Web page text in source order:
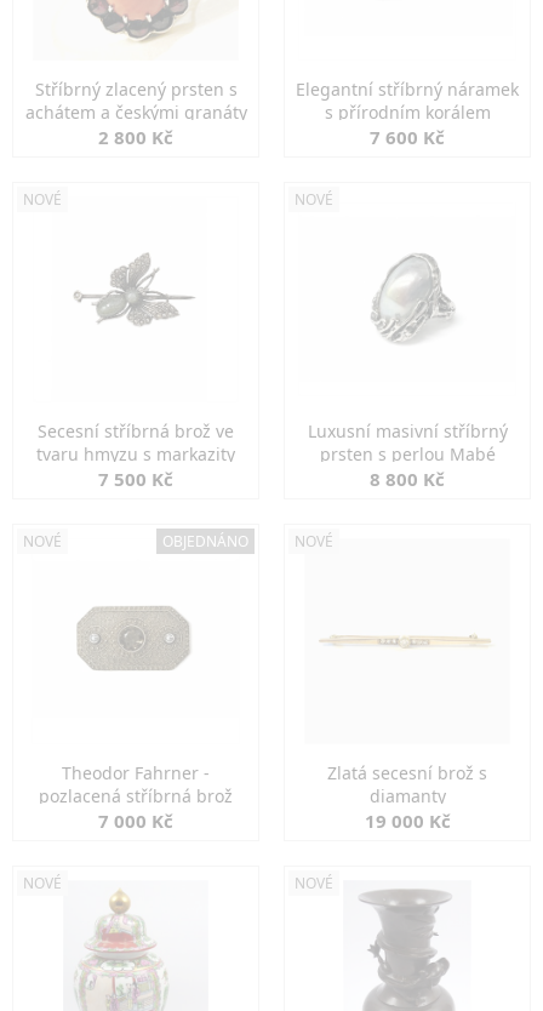
Stříbrný zlacený prsten s
achátem a českými granáty
2 800 Kč
Elegantní stříbrný náramek
s přírodním korálem
7 600 Kč
NOVÉ
Secesní stříbrná brož ve
tvaru hmyzu s markazity
7 500 Kč
NOVÉ
Luxusní masivní stříbrný
prsten s perlou Mabé
8 800 Kč
NOVÉ OBJEDNÁNO
Theodor Fahrner -
pozlacená stříbrná brož
7 000 Kč
NOVÉ
Zlatá secesní brož s
diamanty
19 000 Kč
NOVÉ NOVÉ